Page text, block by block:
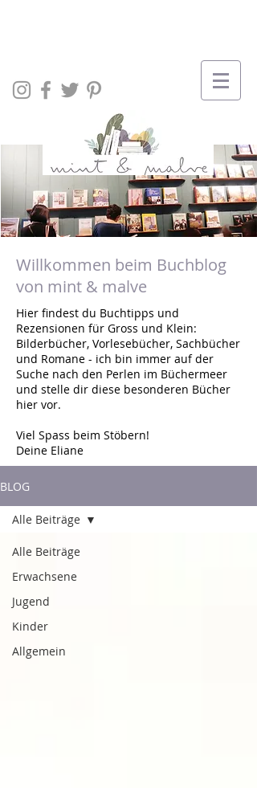
Willkommen beim Buchblog
von mint & malve
Hier findest du Buchtipps und
Rezensionen für Gross und Klein:
Bilderbücher, Vorlesebücher, Sachbücher
und Romane - ich bin immer auf der
Suche nach den Perlen im Büchermeer
und stelle dir diese besonderen Bücher
hier vor.
Viel Spass beim Stöbern!
Deine Eliane
BLOG
Alle Beiträge
Erwachsene
Jugend
Kinder
Allgemein
Alle Beiträge